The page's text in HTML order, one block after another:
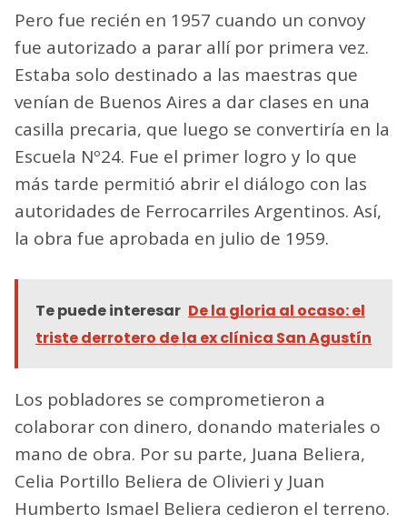
Pero fue recién en 1957 cuando un convoy
fue autorizado a parar allí por primera vez.
Estaba solo destinado a las maestras que
venían de Buenos Aires a dar clases en una
casilla precaria, que luego se convertiría en la
Escuela Nº24. Fue el primer logro y lo que
más tarde permitió abrir el diálogo con las
autoridades de Ferrocarriles Argentinos. Así,
la obra fue aprobada en julio de 1959.
Te puede interesar De la gloria al ocaso: el
triste derrotero de la ex clínica San Agustín
Los pobladores se comprometieron a
colaborar con dinero, donando materiales o
mano de obra. Por su parte, Juana Beliera,
Celia Portillo Beliera de Olivieri y Juan
Humberto Ismael Beliera cedieron el terreno.